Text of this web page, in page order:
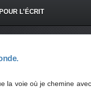
L’ÉCRIT
la voie où je chemine